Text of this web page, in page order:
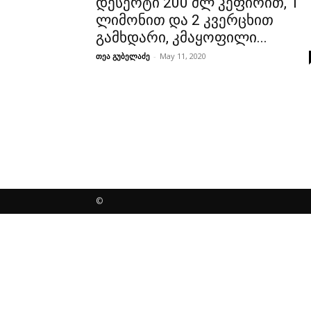
ლიმონით და 2 კვერცხით
გამხდარი, კმაყოფილი...
თეა გუბელაძე - May 11, 2020
©